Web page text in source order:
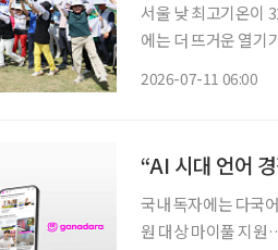
서울 낮 최고기온이
에는 더 뜨거운 열기
2026-07-11 06:00
“AI 시대 언어
국내 독자에는 다국
원 대상 마이풀 지원